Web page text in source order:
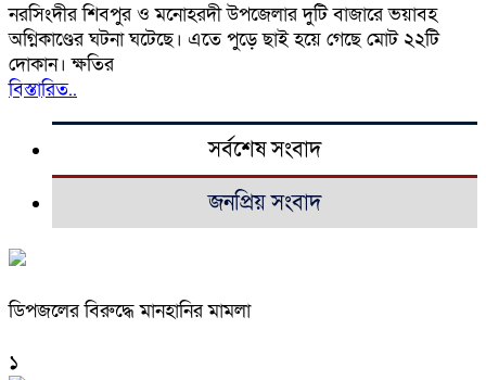
নরসিংদীর শিবপুর ও মনোহরদী উপজেলার দুটি বাজারে ভয়াবহ
অগ্নিকাণ্ডের ঘটনা ঘটেছে। এতে পুড়ে ছাই হয়ে গেছে মোট ২২টি
দোকান। ক্ষতির
বিস্তারিত..
সর্বশেষ সংবাদ
জনপ্রিয় সংবাদ
ডিপজলের বিরুদ্ধে মানহানির মামলা
১